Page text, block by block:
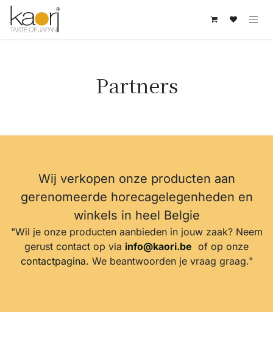
Overslaan naar inhoud
Partners
Wij verkopen onze producten aan
gerenomeerde horecagelegenheden en
winkels in heel Belgie
"Wil je onze producten aanbieden in jouw zaak? Neem
gerust contact op via info@kaori.be of op onze
contactpagina. We beantwoorden je vraag graag."